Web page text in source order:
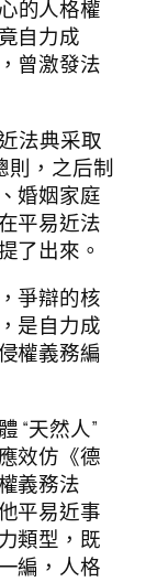
的人格權
自力成
曾激發法
法典采取
則，之后制
婚姻家庭
平易近法
了出來。
爭辯的核
是自力成
權義務編
“天然人”
效仿《德
義務法
平易近事
類型，既
編，人格